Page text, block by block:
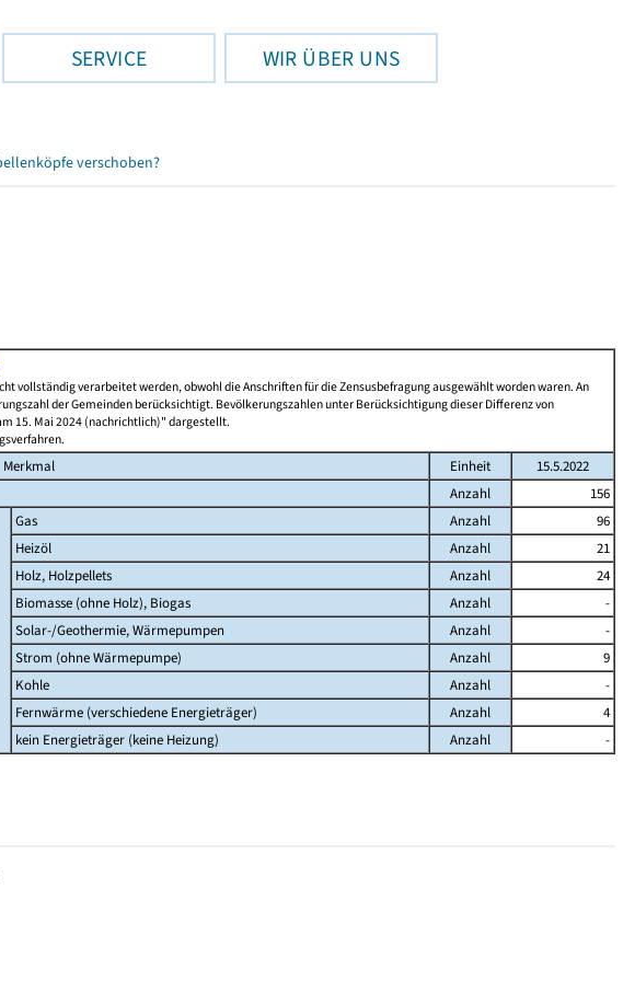
SERVICE WIR ÜBER UNS
verschoben?
vollständig verarbeitet werden, obwohl die Anschriften für die Zensusbefragung ausgewählt worden waren. An
der Gemeinden berücksichtigt. Bevölkerungszahlen unter Berücksichtigung dieser Differenz von
15. Mai 2024 (nachrichtlich)" dargestellt.
Merkmal Einheit
15.5.2022
Anzahl
156
Gas Anzahl
96
Heizöl
Anzahl
21
Holz, Holzpellets
Anzahl
24
Biomasse (ohne Holz), Biogas
Anzahl
-
Solar-/Geothermie, Wärmepumpen
Anzahl
-
Strom (ohne Wärmepumpe)
Anzahl
9
Kohle
Anzahl
-
Fernwärme (verschiedene Energieträger)
Anzahl
4
kein Energieträger (keine Heizung)
Anzahl -